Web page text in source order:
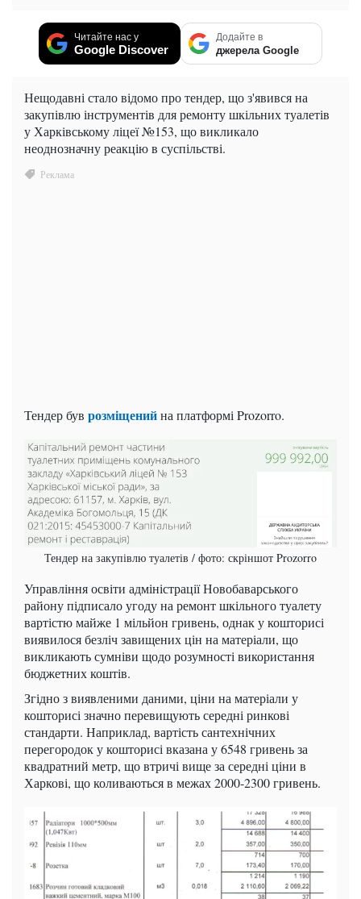
Читайте нас у
Google Discover
Додайте в
джерела Google
Нещодавні стало відомо про тендер, що з'явився на
закупівлю інструментів для ремонту шкільних туалетів
у Харківському ліцеї №153, що викликало
неоднозначну реакцію в суспільстві.
Тендер був розміщенийна платформі Prozorro.
Тендер на закупівлю туалетів / фото: скріншот Prozorro
Управління освіти адміністрації Новобаварського
району підписало угоду на ремонт шкільного туалету
вартістю майже 1 мільйон гривень, однак у кошторисі
виявилося безліч завищених цін на матеріали, що
викликають сумніви щодо розумності використання
бюджетних коштів.
Згідно з виявленими даними, ціни на матеріали у
кошторисі значно перевищують середні ринкові
стандарти. Наприклад, вартість сантехнічних
перегородок у кошторисі вказана у 6548 гривень за
квадратний метр, що втричі вище за середні ціни в
Харкові, що коливаються в межах 2000-2300 гривень.